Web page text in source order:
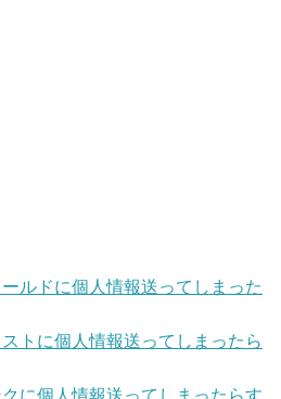
ールドに個人情報送ってしまった
ストに個人情報送ってしまったら